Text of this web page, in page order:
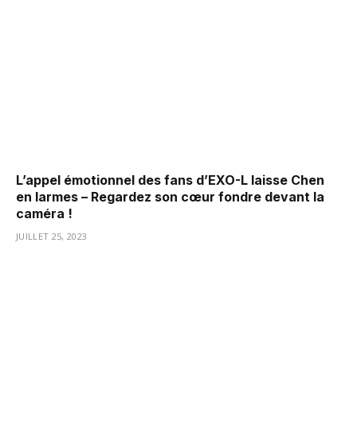
L’appel émotionnel des fans d’EXO-L laisse Chen
en larmes – Regardez son cœur fondre devant la
caméra !
JUILLET 25, 2023